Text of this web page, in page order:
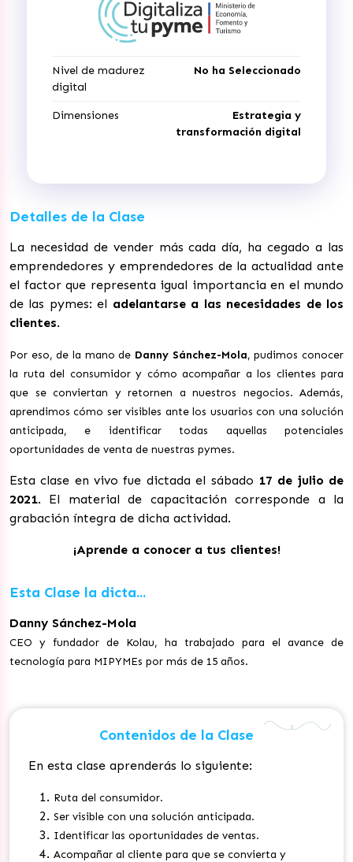
Nivel de madurez
digital
No ha Seleccionado
Dimensiones
Estrategia y
transformación digital
Detalles de la Clase
La necesidad de vender más cada día, ha cegado a las
emprendedores y emprendedores de la actualidad ante
el factor que representa igual importancia en el mundo
de las pymes: el adelantarse a las necesidades de los
clientes.
Por eso, de la mano de Danny Sánchez-Mola, pudimos conocer
la ruta del consumidor y cómo acompañar a los clientes para
que se conviertan y retornen a nuestros negocios. Además,
aprendimos cómo ser visibles ante los usuarios con una solución
anticipada, e identificar todas aquellas potenciales
oportunidades de venta de nuestras pymes.
Esta clase en vivo fue dictada el sábado 17 de julio de
2021. El material de capacitación corresponde a la
grabación íntegra de dicha actividad.
¡Aprende a conocer a tus clientes!
Esta Clase la dicta...
Danny Sánchez-Mola
CEO y fundador de Kolau, ha trabajado para el avance de
tecnología para MIPYMEs por más de 15 años.
Contenidos de la Clase
En esta clase aprenderás lo siguiente:
Ruta del consumidor.
Ser visible con una solución anticipada.
Identificar las oportunidades de ventas.
Acompañar al cliente para que se convierta y